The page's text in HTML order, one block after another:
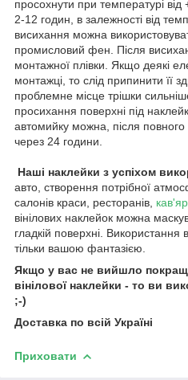
просохнути при температурі
2-12 годин, в залежності від
висихання можна
промисловий фен. Після
монтажної плівки. Якщо деякі
монтажці, то слід припинити її
проблемне місце трішки
просихання поверхні під
автомийку можна, після
через 24 години.
Наші наклейки з успіхом
авто, створення потрібної
салонів краси, ресторанів,
вінілових наклейок можна
гладкій поверхні. Використання
тільки вашою фантазією.
Якщо у вас не вийшло
вінілової наклейки - то ви
;-)
Доставка по всій Україні
Приховати